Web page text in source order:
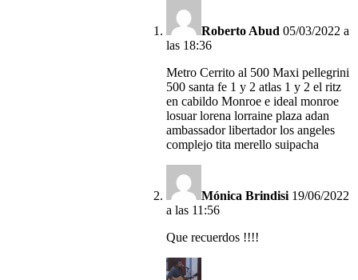
Roberto Abud 05/03/2022 a
las 18:36
Metro Cerrito al 500 Maxi pellegrini
500 santa fe 1 y 2 atlas 1 y 2 el ritz
en cabildo Monroe e ideal monroe
losuar lorena lorraine plaza adan
ambassador libertador los angeles
complejo tita merello suipacha
Mónica Brindisi 19/06/2022
a las 11:56
Que recuerdos !!!!